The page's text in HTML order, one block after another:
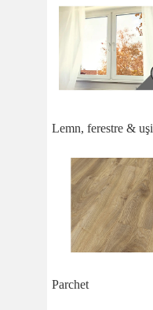
Lemn, ferestre & uşi
Parchet